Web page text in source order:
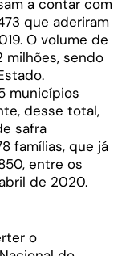
a contar com
que aderiram
O volume de
milhões, sendo
municípios
desse total,
safra
famílias, que já
entre os
de 2020.
o